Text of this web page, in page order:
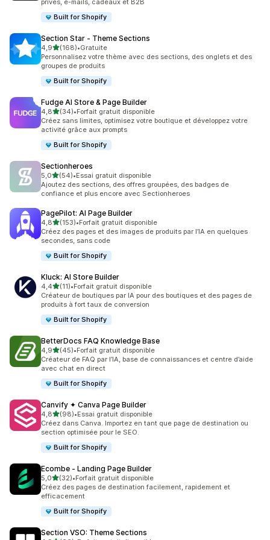
privés, e-mails, cadeaux et B2B
Built for Shopify
Section Star ‑ Theme Sections
4,9étoile(s) sur 5
(168)
168 avis au total
•Gratuite
Personnalisez votre thème avec des sections, des onglets et des
groupes de produits
Built for Shopify
Fudge AI Store & Page Builder
4,8étoile(s) sur 5
(34)
34 avis au total
•Forfait gratuit disponible
Créez sans limites, optimisez votre boutique et développez votre
activité grâce aux prompts
Built for Shopify
Sectionheroes
5,0étoile(s) sur 5
(54)
54 avis au total
•Essai gratuit disponible
Ajoutez des sections, des offres groupées, des badges de
confiance et plus encore avec Sectionheroes
PagePilot: AI Page Builder
4,8étoile(s) sur 5
(153)
153 avis au total
•Forfait gratuit disponible
Créez des pages et des images de produits par l’IA en quelques
secondes, sans code
Built for Shopify
Kluck: AI Store Builder
4,4étoile(s) sur 5
(11)
11 avis au total
•Forfait gratuit disponible
Créateur de boutiques par IA pour des boutiques et des pages de
produits à fort taux de conversion
Built for Shopify
BetterDocs FAQ Knowledge Base
4,9étoile(s) sur 5
(45)
45 avis au total
•Forfait gratuit disponible
Créateur de FAQ par l’IA, base de connaissances et centre d’aide
avec chat en direct
Built for Shopify
Canvify ✦ Canva Page Builder
4,8étoile(s) sur 5
(98)
98 avis au total
•Essai gratuit disponible
Créez dans Canva. Importez en tant que page de destination ou
section optimisée pour le SEO.
Built for Shopify
Ecombe ‑ Landing Page Builder
5,0étoile(s) sur 5
(32)
32 avis au total
•Forfait gratuit disponible
Créez des pages de destination facilement, rapidement et
efficacement
Built for Shopify
Section VSO: Theme Sections